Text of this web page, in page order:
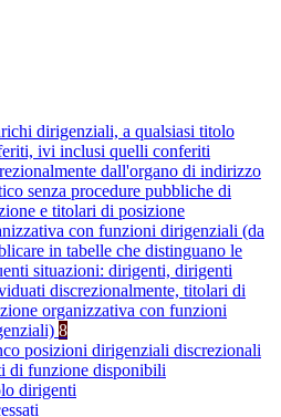
dirigenziali, a qualsiasi titolo
ivi inclusi quelli conferiti
dall'organo di indirizzo
senza procedure pubbliche di
e titolari di posizione
con funzioni dirigenziali (da
in tabelle che distinguano le
situazioni: dirigenti, dirigenti
discrezionalmente, titolari di
organizzativa con funzioni
8
posizioni dirigenziali discrezionali
di funzione disponibili
dirigenti